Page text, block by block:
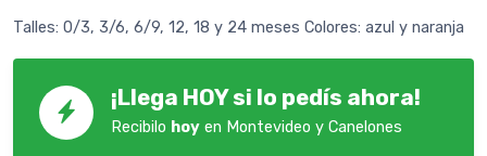
Talles: 0/3, 3/6, 6/9, 12, 18 y 24 meses Colores: azul y naranja
¡Llega HOY si lo pedís ahora!
Recibilo hoy en Montevideo y Canelones